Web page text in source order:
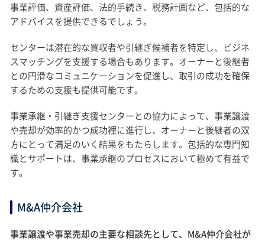
事業評価、資産評価、法的手続き、税務計画など、包括的な
アドバイスを提供できるでしょう。
センターは潜在的な買収者や引継ぎ候補者を特定し、ビジネ
スマッチングを支援する場合もあります。オーナーと後継者
との円滑なコミュニケーションを促進し、取引の成功を確保
するための支援も提供可能です。
事業承継・引継ぎ支援センターとの協力によって、事業譲渡
や売却が効率的かつ成功裡に進行し、オーナーと後継者の双
方にとって満足のいく結果をもたらします。包括的な専門知
識とサポートは、事業承継のプロセスにおいて極めて有益で
す。
M&A仲介会社
事業譲渡や事業売却の主要な相談先として、M&A仲介会社が